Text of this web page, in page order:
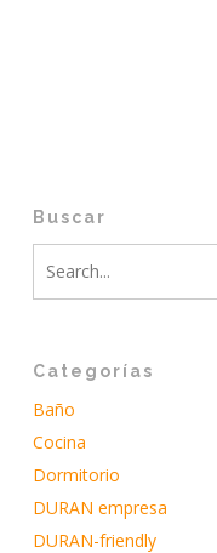
Buscar
Categorías
Baño
Cocina
Dormitorio
DURAN empresa
DURAN-friendly